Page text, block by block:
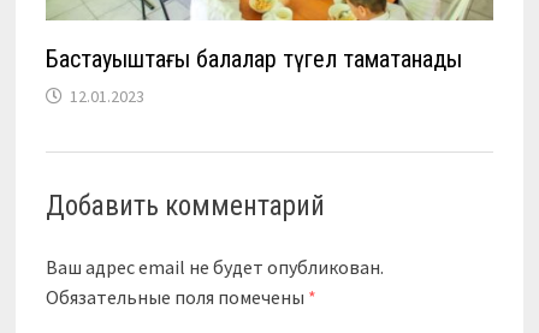
Бастауыштағы балалар түгел тамақтанады
12.01.2023
Добавить комментарий
Ваш адрес email не будет опубликован.
Обязательные поля помечены *